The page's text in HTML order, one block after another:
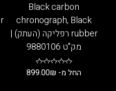
Black carbon
chronograph, Black
rubber רפליקה (העתק) |
מק"ט 9880106
החל מ- 899.00₪